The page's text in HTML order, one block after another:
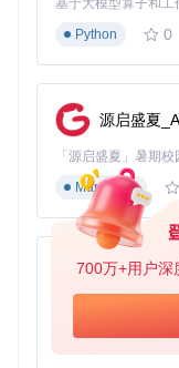
700万+用户深
本"，然后选择刚才
表中看到novel-
图：下载后的小说
场景化应用技
场景一：追更爱好
对于正在连载的小
样每当小说更新新
位专属的"图书管理
基于大模型算子和
Python
0
源启盛夏
Markdown
py-xiaozhi
Python
0